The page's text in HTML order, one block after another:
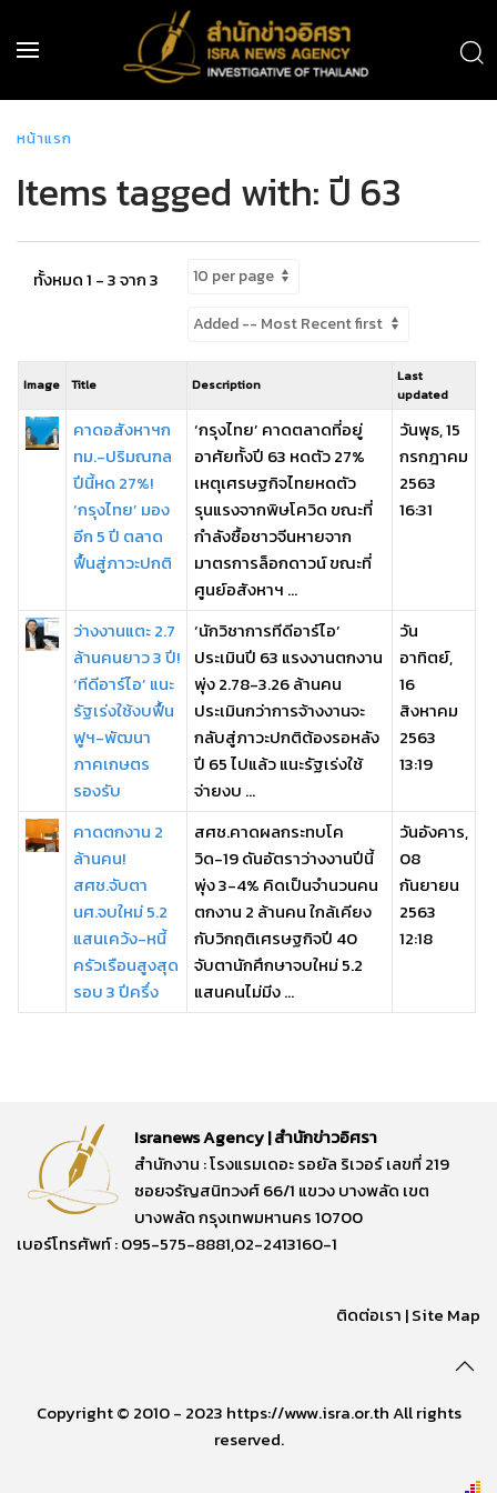
หน้าแรก
Items tagged with: ปี 63
ทั้งหมด 1 - 3 จาก 3
Image Title Description
Last
updated
คาดอสังหาฯก
ทม.-ปริมณฑล
ปีนี้หด 27%!
‘กรุงไทย’ มอง
อีก 5 ปี ตลาด
ฟื้นสู่ภาวะปกติ
‘กรุงไทย’ คาดตลาดที่อยู่
อาศัยทั้งปี 63 หดตัว 27%
เหตุเศรษฐกิจไทยหดตัว
รุนแรงจากพิษโควิด ขณะที่
กำลังซื้อชาวจีนหายจาก
มาตรการล็อกดาวน์ ขณะที่
ศูนย์อสังหาฯ ...
วันพุธ, 15
กรกฎาคม
2563
16:31
ว่างงานแตะ 2.7
ล้านคนยาว 3 ปี!
‘ทีดีอาร์ไอ’ แนะ
รัฐเร่งใช้งบฟื้น
ฟูฯ-พัฒนา
ภาคเกษตร
รองรับ
‘นักวิชาการทีดีอาร์ไอ’
ประเมินปี 63 แรงงานตกงาน
พุ่ง 2.78-3.26 ล้านคน
ประเมินกว่าการจ้างงานจะ
กลับสู่ภาวะปกติต้องรอหลัง
ปี 65 ไปแล้ว แนะรัฐเร่งใช้
จ่ายงบ ...
วัน
อาทิตย์,
16
สิงหาคม
2563
13:19
คาดตกงาน 2
ล้านคน!
สศช.จับตา
นศ.จบใหม่ 5.2
แสนเคว้ง-หนี้
ครัวเรือนสูงสุด
รอบ 3 ปีครึ่ง
สศช.คาดผลกระทบโค
วิด-19 ดันอัตราว่างงานปีนี้
พุ่ง 3-4% คิดเป็นจำนวนคน
ตกงาน 2 ล้านคน ใกล้เคียง
กับวิกฤติเศรษฐกิจปี 40
จับตานักศึกษาจบใหม่ 5.2
แสนคนไม่มีง ...
วันอังคาร,
08
กันยายน
2563
12:18
Isranews Agency | สำนักข่าวอิศรา
สำนักงาน : โรงแรมเดอะ รอยัล ริเวอร์ เลขที่ 219
ซอยจรัญสนิทวงศ์ 66/1 แขวง บางพลัด เขต
บางพลัด กรุงเทพมหานคร 10700
เบอร์โทรศัพท์ : 095-575-8881,02-2413160-1
ติดต่อเรา |Site Map
Copyright © 2010 - 2023 https://www.isra.or.th All rights
reserved.